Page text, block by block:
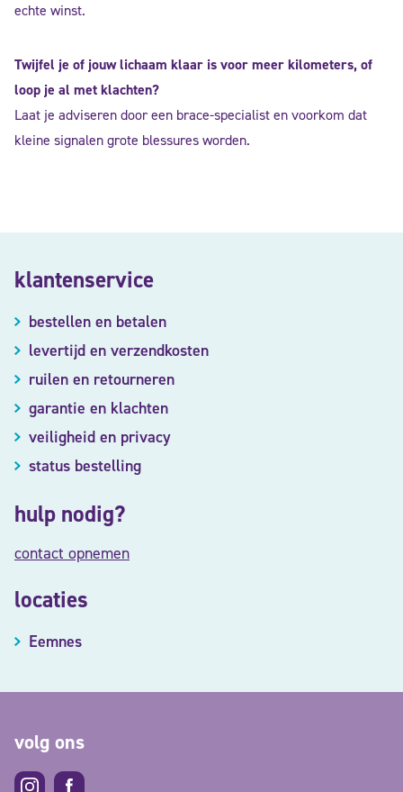
echte winst.
Twijfel je of jouw lichaam klaar is voor meer kilometers, of
loop je al met klachten?
Laat je adviseren door een brace-specialist en voorkom dat
kleine signalen grote blessures worden.
klantenservice
bestellen en betalen
levertijd en verzendkosten
ruilen en retourneren
garantie en klachten
veiligheid en privacy
status bestelling
hulp nodig?
contact opnemen
locaties
Eemnes
volg ons